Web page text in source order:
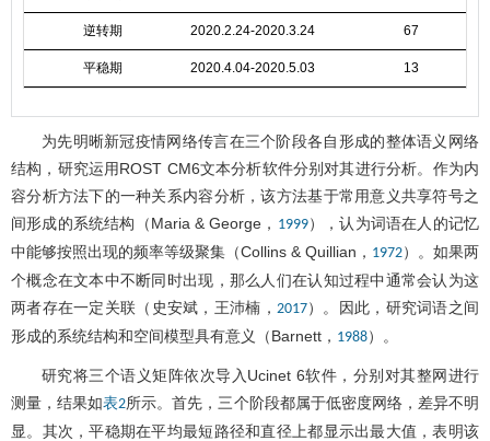
逆转期 2020.2.24-2020.3.24 67
平稳期 2020.4.04-2020.5.03 13
为先明晰新冠疫情网络传言在三个阶段各自形成的整体语义网络
结构，研究运用ROST CM6文本分析软件分别对其进行分析。作为内
容分析方法下的一种关系内容分析，该方法基于常用意义共享符号之
间形成的系统结构（Maria & George， 1999），认为词语在人的记忆
中能够按照出现的频率等级聚集（Collins & Quillian， 1972）。如果两
个概念在文本中不断同时出现，那么人们在认知过程中通常会认为这
两者存在一定关联（史安斌，王沛楠， 2017）。因此，研究词语之间
形成的系统结构和空间模型具有意义（Barnett， 1988）。
研究将三个语义矩阵依次导入Ucinet 6软件，分别对其整网进行
测量，结果如表2所示。首先，三个阶段都属于低密度网络，差异不明
显。其次，平稳期在平均最短路径和直径上都显示出最大值，表明该